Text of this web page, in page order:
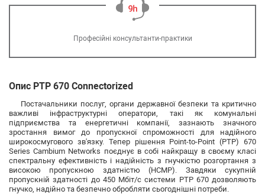
Професійні консультанти-практики
Опис PTP 670 Connectorized
Постачальники послуг, органи державної безпеки та критично
важливі інфраструктурні оператори, такі як комунальні
підприємства та енергетичні компанії, зазнають значного
зростання вимог до пропускної спроможності для надійного
широкосмугового зв'язку. Тепер рішення Point-to-Point (PTP) 670
Series Cambium Networks поєднує в собі найкращу в своєму класі
спектральну ефективність і надійність з гнучкістю розгортання з
високою пропускною здатністю (HCMP). Завдяки сукупній
пропускній здатності до 450 Мбіт/с системи PTP 670 дозволяють
гнучко, надійно та безпечно обробляти сьогоднішні потреби.